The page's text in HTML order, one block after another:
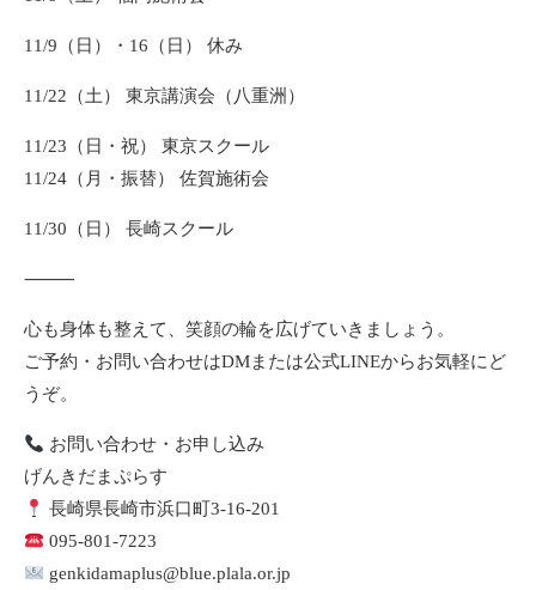
11/9（日）・16（日） 休み
11/22（土） 東京講演会（八重洲）
11/23（日・祝） 東京スクール
11/24（月・振替） 佐賀施術会
11/30（日） 長崎スクール
⸻
心も身体も整えて、笑顔の輪を広げていきましょう。
ご予約・お問い合わせはDMまたは公式LINEからお気軽にど
うぞ。
お問い合わせ・お申し込み
げんきだまぷらす
長崎県長崎市浜口町3-16-201
095-801-7223
genkidamaplus@blue.plala.or.jp